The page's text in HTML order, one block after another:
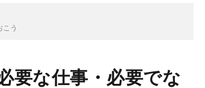
う
要な仕事・必要でな